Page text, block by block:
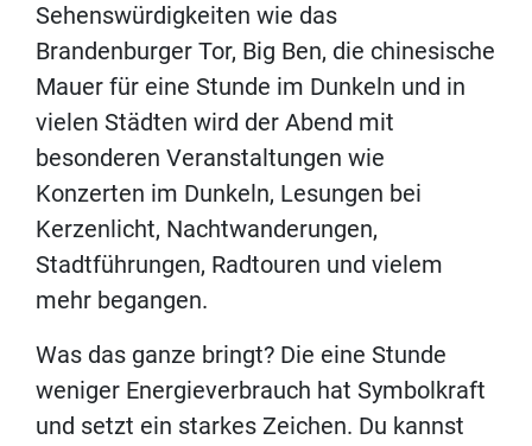
Sehenswürdigkeiten wie das
Brandenburger Tor, Big Ben, die chinesische
Mauer für eine Stunde im Dunkeln und in
vielen Städten wird der Abend mit
besonderen Veranstaltungen wie
Konzerten im Dunkeln, Lesungen bei
Kerzenlicht, Nachtwanderungen,
Stadtführungen, Radtouren und vielem
mehr begangen.
Was das ganze bringt? Die eine Stunde
weniger Energieverbrauch hat Symbolkraft
und setzt ein starkes Zeichen. Du kannst